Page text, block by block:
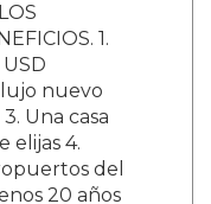
1.
nuevo
Una casa
elijas 4.
del
20 años